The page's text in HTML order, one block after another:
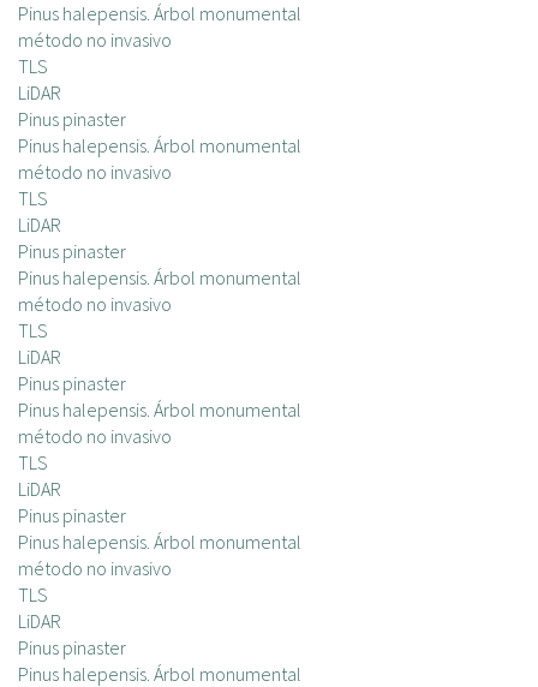
Pinus halepensis. Árbol monumental
método no invasivo
TLS
LiDAR
Pinus pinaster
Pinus halepensis. Árbol monumental
método no invasivo
TLS
LiDAR
Pinus pinaster
Pinus halepensis. Árbol monumental
método no invasivo
TLS
LiDAR
Pinus pinaster
Pinus halepensis. Árbol monumental
método no invasivo
TLS
LiDAR
Pinus pinaster
Pinus halepensis. Árbol monumental
método no invasivo
TLS
LiDAR
Pinus pinaster
Pinus halepensis. Árbol monumental